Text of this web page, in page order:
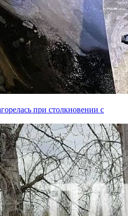
при столкновении с